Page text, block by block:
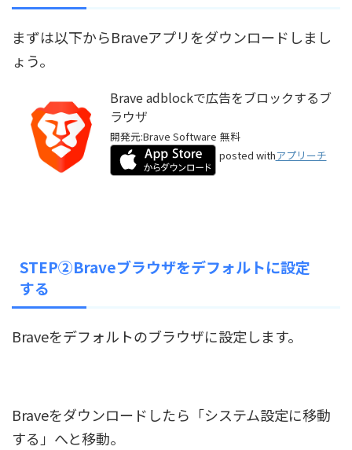
まずは以下からBraveアプリをダウンロードしまし
ょう。
Brave adblockで広告をブロックするブ
ラウザ
開発元:Brave Software 無料
posted withアプリーチ
STEP②Braveブラウザをデフォルトに設定
する
Braveをデフォルトのブラウザに設定します。
Braveをダウンロードしたら「システム設定に移動
する」へと移動。